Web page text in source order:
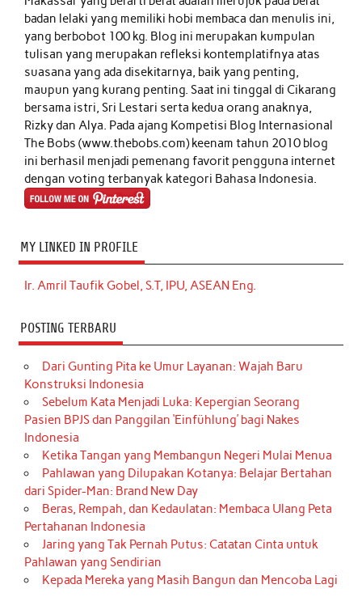
badan lelaki yang memiliki hobi membaca dan menulis ini,
yang berbobot 100 kg. Blog ini merupakan kumpulan
tulisan yang merupakan refleksi kontemplatifnya atas
suasana yang ada disekitarnya, baik yang penting,
maupun yang kurang penting. Saat ini tinggal di Cikarang
bersama istri, Sri Lestari serta kedua orang anaknya,
Rizky dan Alya. Pada ajang Kompetisi Blog Internasional
The Bobs (www.thebobs.com) keenam tahun 2010 blog
ini berhasil menjadi pemenang favorit pengguna internet
dengan voting terbanyak kategori Bahasa Indonesia.
MY LINKED IN PROFILE
Ir. Amril Taufik Gobel, S.T, IPU, ASEAN Eng.
POSTING TERBARU
Dari Gunting Pita ke Umur Layanan: Wajah Baru
Konstruksi Indonesia
Sebelum Kata Menjadi Luka: Kepergian Seorang
Pasien BPJS dan Panggilan ‘Einfühlung’ bagi Nakes
Indonesia
Ketika Tangan yang Membangun Negeri Mulai Menua
Pahlawan yang Dilupakan Kotanya: Belajar Bertahan
dari Spider-Man: Brand New Day
Beras, Rempah, dan Kedaulatan: Membaca Ulang Peta
Pertahanan Indonesia
Jaring yang Tak Pernah Putus: Catatan Cinta untuk
Pahlawan yang Sendirian
Kepada Mereka yang Masih Bangun dan Mencoba Lagi